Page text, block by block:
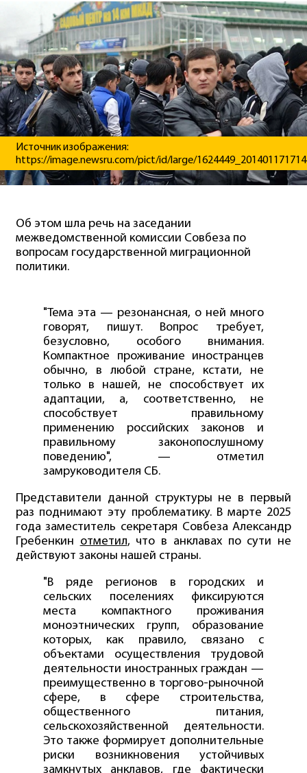
Источник изображения:
https://image.newsru.com/pict/id/large/
Об этом шла речь на заседании
межведомственной комиссии Совбеза по
вопросам государственной миграционной
политики.
"Тема эта — резонансная, о ней много
говорят, пишут. Вопрос требует,
безусловно, особого внимания.
Компактное проживание иностранцев
обычно, в любой стране, кстати, не
только в нашей, не способствует их
адаптации, а, соответственно, не
способствует правильному
применению российских законов и
правильному законопослушному
поведению", — отметил
замруководителя СБ.
Представители данной структуры не в первый
раз поднимают эту проблематику. В марте 2025
года заместитель секретаря Совбеза Александр
Гребенкин отметил, что в анклавах по сути не
действуют законы нашей страны.
"В ряде регионов в городских и
сельских поселениях фиксируются
места компактного проживания
моноэтнических групп, образование
которых, как правило, связано с
объектами осуществления трудовой
деятельности иностранных граждан —
преимущественно в торгово-рыночной
сфере, в сфере строительства,
общественного питания,
сельскохозяйственной деятельности.
Это также формирует дополнительные
риски возникновения устойчивых
замкнутых анклавов, где фактически